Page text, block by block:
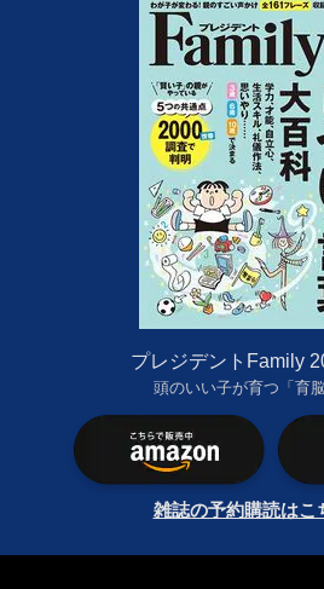
プレジデントFamily
頭のいい子が育つ「育
雑誌の予約購読はこ